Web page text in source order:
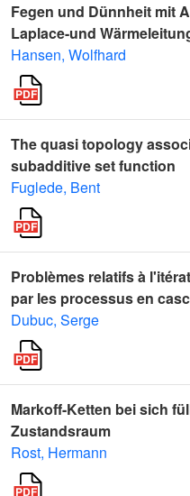
Fegen und Dünnheit mit
Laplace-und
Hansen, Wolfhard
The quasi topology
subadditive set function
Fuglede, Bent
Problèmes relatifs à
par les processus en
Dubuc, Serge
Markoff-Ketten bei sich
Zustandsraum
Rost, Hermann